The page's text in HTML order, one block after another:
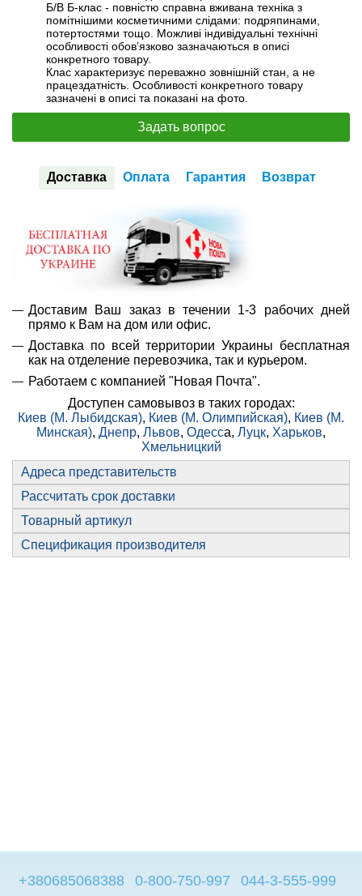
Б/В Б-клас - повністю справна вживана техніка з
помітнішими косметичними слідами: подряпинами,
потертостями тощо. Можливі індивідуальні технічні
особливості обов’язково зазначаються в описі
конкретного товару.
Клас характеризує переважно зовнішній стан, а не
працездатність. Особливості конкретного товару
зазначені в описі та показані на фото.
Задать вопрос
Доставка Оплата Гарантия Возврат
Доставим Ваш заказ в течении 1-3 рабочих дней
прямо к Вам на дом или офис.
Доставка по всей территории Украины бесплатная
как на отделение перевозчика, так и курьером.
Работаем с компанией "Новая Почта".
Доступен самовывоз в таких городах:
Киев (М. Лыбидская), Киев (М. Олимпийская), Киев (М.
Минская), Днепр, Львов, Одесса, Луцк, Харьков,
Хмельницкий
Адреса представительств
Рассчитать срок доставки
Товарный артикул
Спецификация производителя
+380685068388 0-800-750-997 044-3-555-999